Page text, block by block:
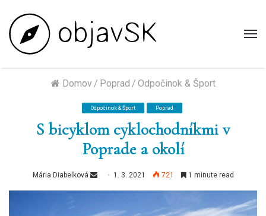
Domov/ Poprad / Odpočinok & Šport
Odpočinok & Šport Poprad
S bicyklom cyklochodníkmi v
Poprade a okolí
Mária Diabelková
Send
an
1. 3. 2021 721 1 minute read